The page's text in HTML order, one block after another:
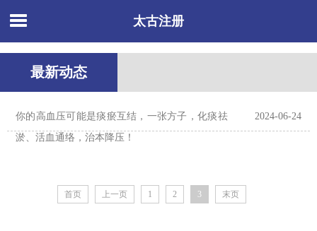
太古注册
最新动态
你的高血压可能是痰瘀互结，一张方子，化痰祛
淤、活血通络，治本降压！
2024-06-24
首页 上一页 1 2 3 末页